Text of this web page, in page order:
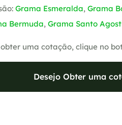
Grama Esmeralda, Grama
Bermuda, Grama Santo
uma cotação, clique no
Desejo Obter uma